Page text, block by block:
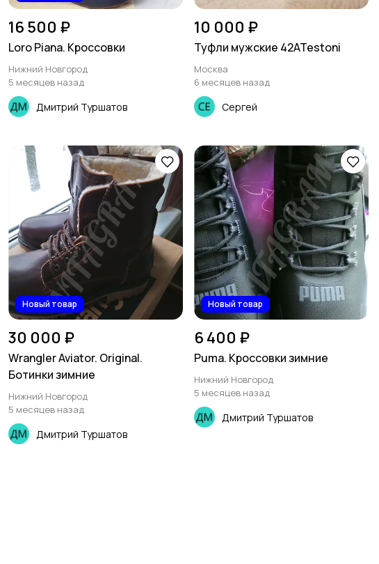
16 500 ₽
Loro Piana. Кроссовки
Нижний Новгород
5 месяцев назад
Дмитрий Туршатов
10 000 ₽
Туфли мужские 42ATestoni
Москва
6 месяцев назад
Сергей
Новый товар
30 000 ₽
Wrangler Aviator. Original.
Ботинки зимние
Нижний Новгород
5 месяцев назад
Дмитрий Туршатов
Новый товар
6 400 ₽
Puma. Кроссовки зимние
Нижний Новгород
5 месяцев назад
Дмитрий Туршатов